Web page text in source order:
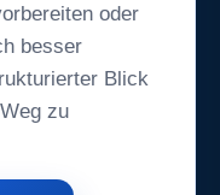
oder
besser
Blick
zu